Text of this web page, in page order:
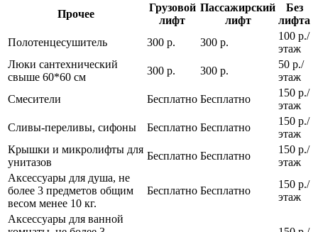
Прочее
Грузовой
лифт
Пассажирский
лифт
Без
лифта
Полотенцесушитель
300 р. 300 р.
100 р./
этаж
Люки сантехнический
свыше 60*60 см
300 р. 300 р.
50 р./
этаж
Смесители
Бесплатно Бесплатно
150 р./
этаж
Сливы-переливы, сифоны
Бесплатно Бесплатно
150 р./
этаж
Крышки и микролифты для
унитазов
Бесплатно Бесплатно
150 р./
этаж
Аксессуары для душа, не
более 3 предметов общим
весом менее 10 кг.
Бесплатно Бесплатно
150 р./
этаж
Аксессуары для ванной